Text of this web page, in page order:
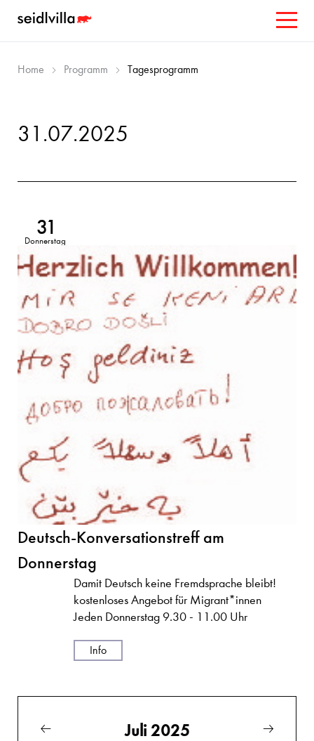
Home Programm Tagesprogramm
31.07.2025
31
Donnerstag
Deutsch-Konversationstreff am
Donnerstag
Damit Deutsch keine Fremdsprache bleibt!
kostenloses Angebot für Migrant*innen
Jeden Donnerstag 9.30 - 11.00 Uhr
Info
Juli 2025